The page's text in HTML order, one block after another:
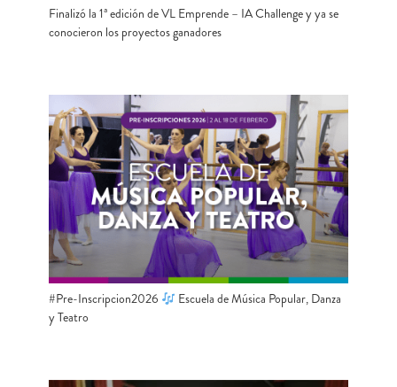
Finalizó la 1ª edición de VL Emprende – IA Challenge y ya se
conocieron los proyectos ganadores
#Pre-Inscripcion2026
Escuela de Música Popular, Danza
y Teatro